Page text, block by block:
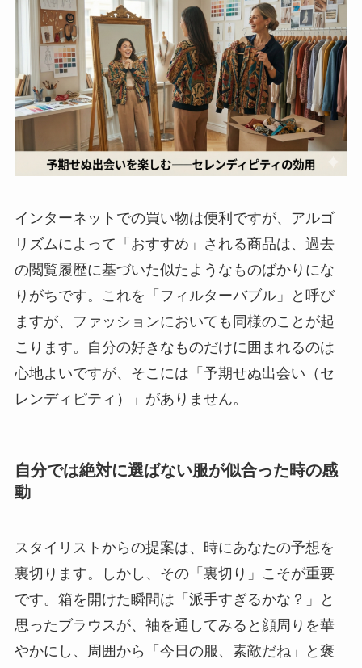
インターネットでの買い物は便利ですが、アルゴ
リズムによって「おすすめ」される商品は、過去
の閲覧履歴に基づいた似たようなものばかりにな
りがちです。これを「フィルターバブル」と呼び
ますが、ファッションにおいても同様のことが起
こります。自分の好きなものだけに囲まれるのは
心地よいですが、そこには「予期せぬ出会い（セ
レンディピティ）」がありません。
自分では絶対に選ばない服が似合った時の感
動
スタイリストからの提案は、時にあなたの予想を
裏切ります。しかし、その「裏切り」こそが重要
です。箱を開けた瞬間は「派手すぎるかな？」と
思ったブラウスが、袖を通してみると顔周りを華
やかにし、周囲から「今日の服、素敵だね」と褒